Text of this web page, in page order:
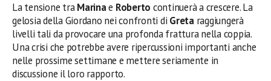
La tensione traMarinae Roberto continuerà a crescere. La
gelosia della Giordano nei confronti di Gretaraggiungerà
livelli tali da provocare una profonda frattura nella coppia.
Una crisi che potrebbe avere ripercussioni importanti anche
nelle prossime settimane e mettere seriamente in
discussione il loro rapporto.